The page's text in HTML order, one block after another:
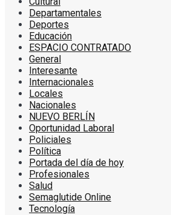
Departamentales
Deportes
Educación
ESPACIO CONTRATADO
General
Interesante
Internacionales
Locales
Nacionales
NUEVO BERLÍN
Oportunidad Laboral
Policiales
Política
Portada del día de hoy
Profesionales
Salud
Semaglutide Online
Tecnología